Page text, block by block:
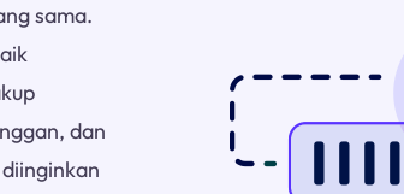
sama.
dan